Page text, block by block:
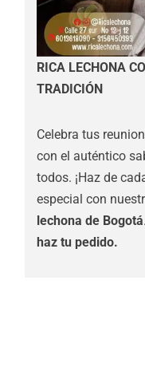
RICA LECHONA
TRADICIÓN
Celebra tus
con el auténtico
todos. ¡Haz de
especial con
lechona de Bogotá.
haz tu pedido.